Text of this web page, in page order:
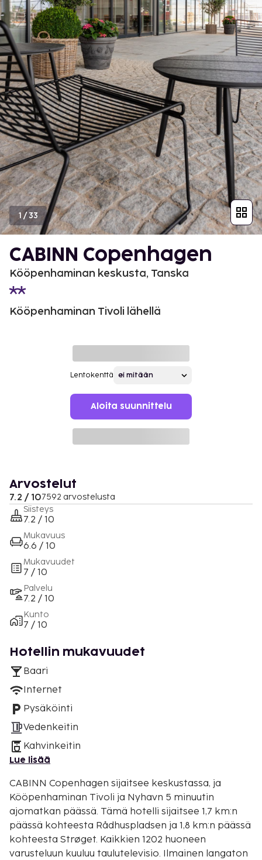
1 /33
CABINN Copenhagen
Kööpenhaminan keskusta, Tanska
Kööpenhaminan Tivoli lähellä
Lentokenttä
Aloita suunnittelu
Arvostelut
7.2 / 107592 arvostelusta
Siisteys
7.2 / 10
Mukavuus
6.6 / 10
Mukavuudet
7 / 10
Palvelu
7.2 / 10
Kunto
7 / 10
Hotellin mukavuudet
Baari
Internet
Pysäköinti
Vedenkeitin
Kahvinkeitin
Lue lisää
CABINN Copenhagen sijaitsee keskustassa, ja
Kööpenhaminan Tivoli ja Nyhavn 5 minuutin
ajomatkan päässä. Tämä hotelli sijaitsee 1,7 km:n
päässä kohteesta Rådhuspladsen ja 1,8 km:n päässä
kohteesta Strøget. Kaikkien 1202 huoneen
varusteluun kuuluu taulutelevisio. Ilmainen langaton